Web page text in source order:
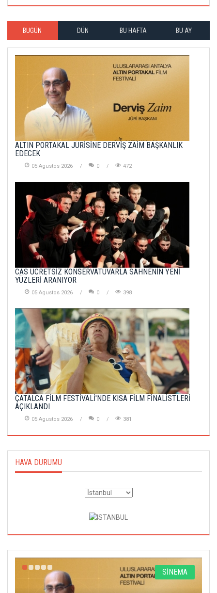
BUGÜN DÜN BU HAFTA BU AY
ALTIN PORTAKAL JÜRİSİNE DERVİŞ ZAİM BAŞKANLIK
EDECEK
05 Agustos 2026 0 472
CAS ÜCRETSİZ KONSERVATUVARLA SAHNENİN YENİ
YÜZLERİ ARANIYOR
05 Agustos 2026 0 398
ÇATALCA FİLM FESTİVALİ'NDE KISA FİLM FİNALİSTLERİ
AÇIKLANDI
05 Agustos 2026 0 381
HAVA DURUMU
SİNEMA